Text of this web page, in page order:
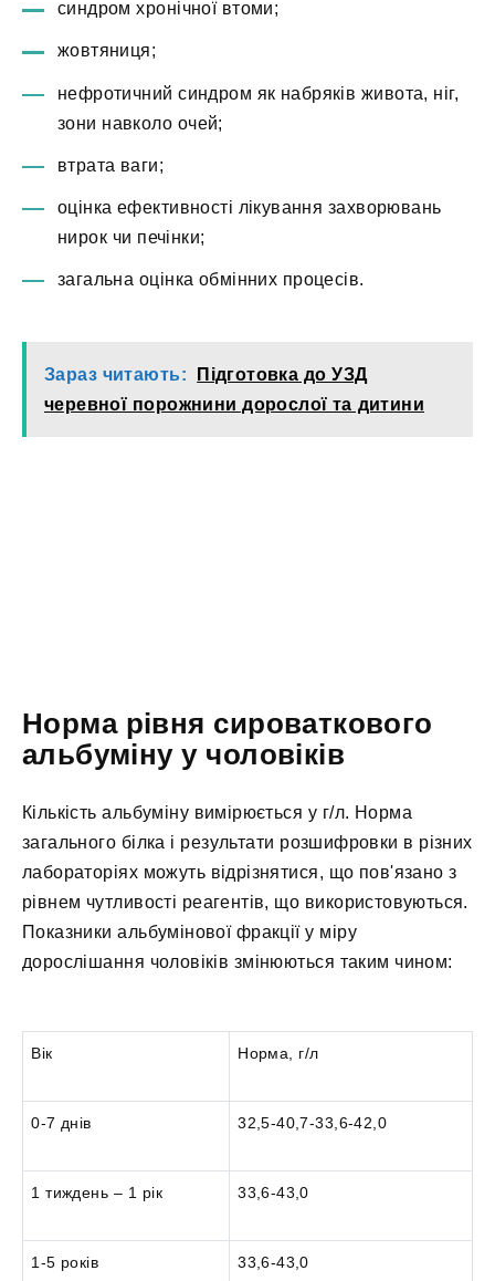
синдром хронічної втоми;
жовтяниця;
нефротичний синдром як набряків живота, ніг,
зони навколо очей;
втрата ваги;
оцінка ефективності лікування захворювань
нирок чи печінки;
загальна оцінка обмінних процесів.
Зараз читають:
Підготовка до УЗД
черевної порожнини дорослої та дитини
Норма рівня сироваткового
альбуміну у чоловіків
Кількість альбуміну вимірюється у г/л. Норма
загального білка і результати розшифровки в різних
лабораторіях можуть відрізнятися, що пов'язано з
рівнем чутливості реагентів, що використовуються.
Показники альбумінової фракції у міру
дорослішання чоловіків змінюються таким чином:
Вік Норма, г/л
0-7 днів 32,5-40,7-33,6-42,0
1 тиждень – 1 рік 33,6-43,0
1-5 років 33,6-43,0